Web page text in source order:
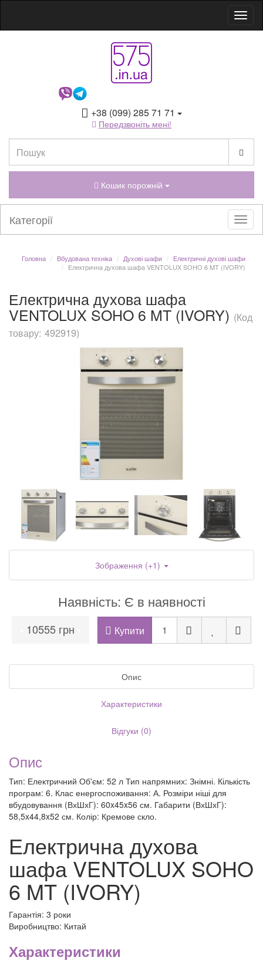
+38 (099) 285 71 71
Передзвоніть мені!
Кошик порожній
Категорії
Головна Вбудована техніка Духові шафи
Електричні духові шафи
Електрична духова шафа VENTOLUX SOHO 6 MT (IVORY)
Електрична духова шафа
VENTOLUX SOHO 6 MT (IVORY) (Код
товару: 492919)
Наявність: Є в наявності
10555 грн Купити
Зображення (+1)
Опис
Характеристики
Відгуки (0)
Опис
Тип: Електричний Об'єм: 52 л Тип напрямних: Знімні. Кількість
програм: 6. Клас енергоспоживання: А. Розміри ніші для
вбудовування (ВхШхГ): 60x45x56 см. Габарити (ВхШхГ):
58,5x44,8x52 см. Колір: Кремове скло.
Електрична духова
шафа VENTOLUX SOHO
6 MT (IVORY)
Гарантія: 3 роки
Виробництво: Китай
Характеристики